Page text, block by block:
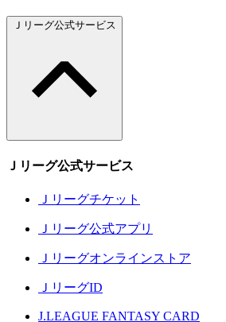
Ｊリーグ公式サービス
Ｊリーグ公式サービス
Ｊリーグチケット
Ｊリーグ公式アプリ
Ｊリーグオンラインストア
ＪリーグID
J.LEAGUE FANTASY CARD